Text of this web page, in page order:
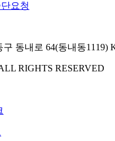
요청
동내로 64(동내동1119)
RIGHTS RESERVED